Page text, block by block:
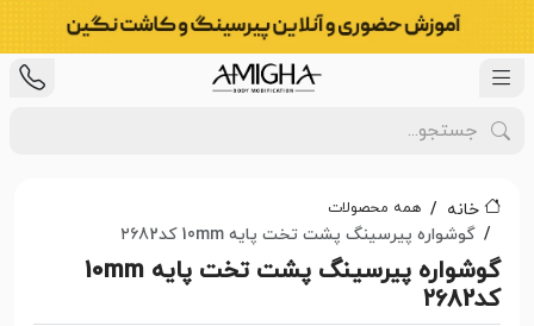
خانه همه محصولات
گوشواره پیرسینگ پشت تخت پایه 10mm کد۲۶82
گوشواره پیرسینگ پشت تخت پایه 10mm
کد۲۶82